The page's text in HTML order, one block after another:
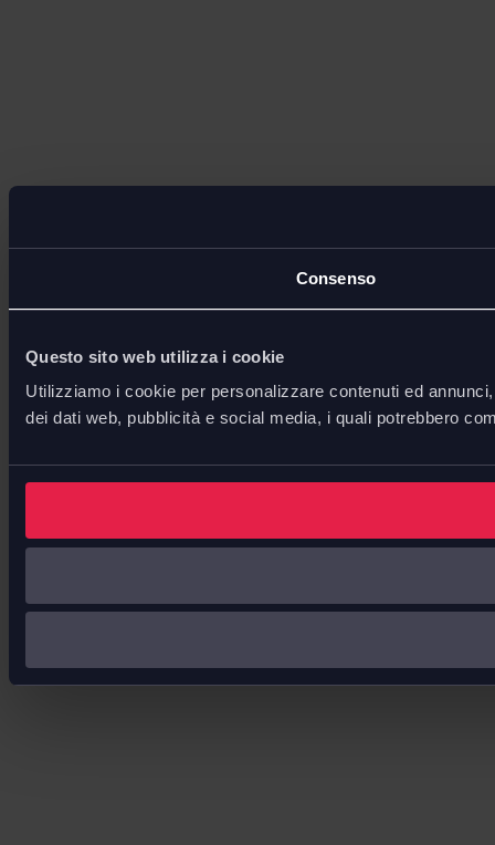
Consenso
Questo sito web utilizza i cookie
Utilizziamo i cookie per personalizzare contenuti ed
dei dati web, pubblicità e social media, i quali potrebbero